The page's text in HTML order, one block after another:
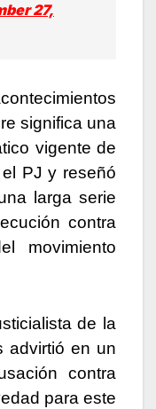
27,
significa una
vigente de
PJ y reseñó
larga serie
contra
movimiento
de la
advirtió en un
contra
para este